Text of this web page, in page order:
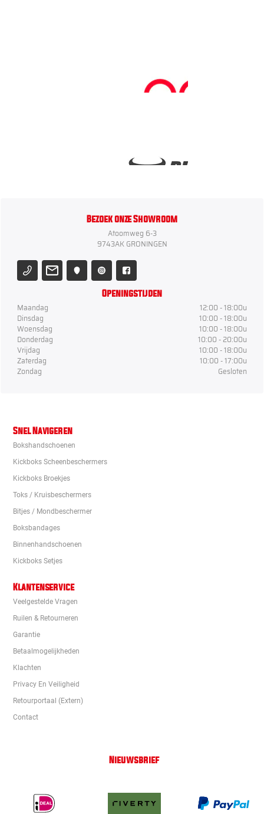
Bezoek onze Showroom
Atoomweg 6-3
9743AK GRONINGEN
Openingstijden
Maandag
12:00 - 18:00u
Dinsdag
10:00 - 18:00u
Woensdag
10:00 - 18:00u
Donderdag
10:00 - 20:00u
Vrijdag
10:00 - 18:00u
Zaterdag
10:00 - 17:00u
Zondag
Gesloten
Snel Navigeren
Bokshandschoenen
Kickboks Scheenbeschermers
Kickboks Broekjes
Toks / Kruisbeschermers
Bitjes / Mondbeschermer
Boksbandages
Binnenhandschoenen
Kickboks Setjes
Klantenservice
Veelgestelde Vragen
Ruilen & Retourneren
Garantie
Betaalmogelijkheden
Klachten
Privacy En Veiligheid
Retourportaal (extern)
Contact
Nieuwsbrief